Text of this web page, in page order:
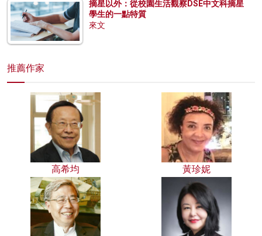
摘星以外：從校園生活觀察DSE中文科摘星
學生的一點特質
來文
推薦作家
高希均 黃珍妮